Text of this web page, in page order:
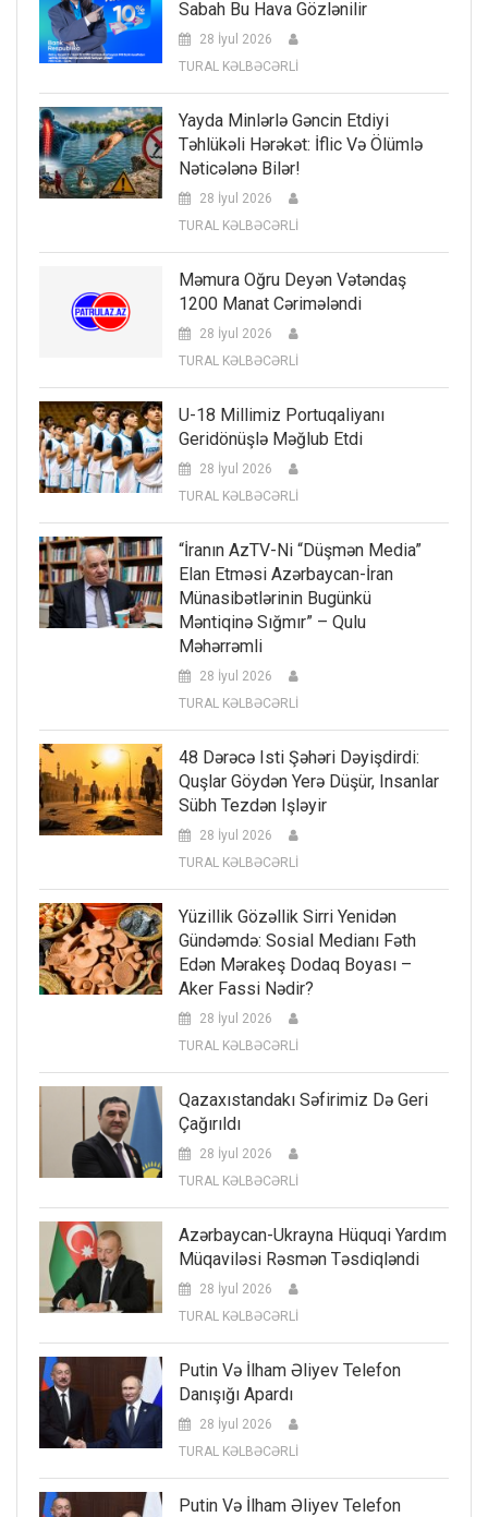
Sabah Bu Hava Gözlənilir
28 İyul 2026
TURAL KƏLBƏCƏRLİ
Yayda Minlərlə Gəncin Etdiyi
Təhlükəli Hərəkət: İflic Və Ölümlə
Nəticələnə Bilər!
28 İyul 2026
TURAL KƏLBƏCƏRLİ
Məmura Oğru Deyən Vətəndaş
1200 Manat Cərimələndi
28 İyul 2026
TURAL KƏLBƏCƏRLİ
U-18 Millimiz Portuqaliyanı
Geridönüşlə Məğlub Etdi
28 İyul 2026
TURAL KƏLBƏCƏRLİ
“İranın AzTV-Ni “düşmən Media”
Elan Etməsi Azərbaycan-İran
Münasibətlərinin Bugünkü
Məntiqinə Sığmır” – Qulu
Məhərrəmli
28 İyul 2026
TURAL KƏLBƏCƏRLİ
48 Dərəcə Isti Şəhəri Dəyişdirdi:
Quşlar Göydən Yerə Düşür, Insanlar
Sübh Tezdən Işləyir
28 İyul 2026
TURAL KƏLBƏCƏRLİ
Yüzillik Gözəllik Sirri Yenidən
Gündəmdə: Sosial Medianı Fəth
Edən Mərakeş Dodaq Boyası –
Aker Fassi Nədir?
28 İyul 2026
TURAL KƏLBƏCƏRLİ
Qazaxıstandakı Səfirimiz Də Geri
Çağırıldı
28 İyul 2026
TURAL KƏLBƏCƏRLİ
Azərbaycan-Ukrayna Hüquqi Yardım
Müqaviləsi Rəsmən Təsdiqləndi
28 İyul 2026
TURAL KƏLBƏCƏRLİ
Putin Və İlham Əliyev Telefon
Danışığı Apardı
28 İyul 2026
TURAL KƏLBƏCƏRLİ
Putin Və İlham Əliyev Telefon